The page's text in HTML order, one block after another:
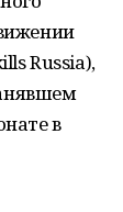
Russia),
в